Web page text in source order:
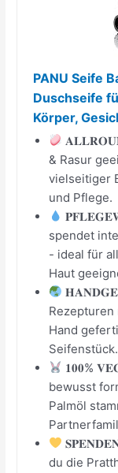
PANU Seife
Duschseife
Körper,
& Rasur
vielseitiger
und Pflege.
spendet
- ideal für
Haut
Hand
Seifenstück.
𝟏𝟎𝟎%
bewusst
Palmöl
du die